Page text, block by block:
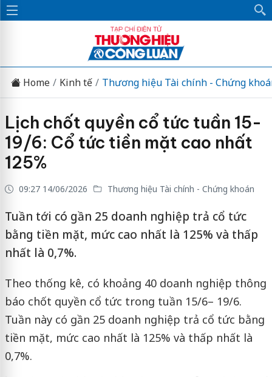
Home Kinh tế Thương hiệu Tài chính - Chứng
Lịch chốt quyền cổ tức tuần 15-
19/6: Cổ tức tiền mặt cao nhất
125%
09:27 14/06/2026 Thương hiệu Tài chính - Chứng khoán
Tuần tới có gần 25 doanh nghiệp trả cổ tức
bằng tiền mặt, mức cao nhất là 125% và thấp
nhất là 0,7%.
Theo thống kê, có khoảng 40 doanh nghiệp thông
báo chốt quyền cổ tức trong tuần 15/6– 19/6.
Tuần này có gần 25 doanh nghiệp trả cổ tức bằng
tiền mặt, mức cao nhất là 125% và thấp nhất là
0,7%.